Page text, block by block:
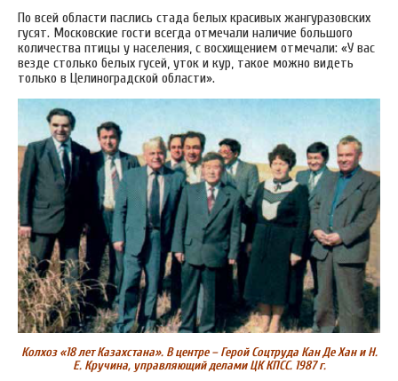
По всей области паслись стада белых красивых жангуразовских
гусят. Московские гости всегда отмечали наличие большого
количества птицы у населения, с восхищением отмечали: «У вас
везде столько белых гусей, уток и кур, такое можно видеть
только в Целиноградской области».
Колхоз «18 лет Казахстана». В центре – Герой Соцтруда Кан Де Хан и Н.
Е. Кручина, управляющий делами ЦК КПСС. 1987 г.